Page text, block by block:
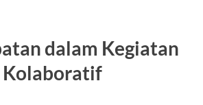
dalam Kegiatan
Kolaboratif